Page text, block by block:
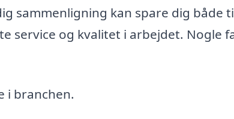
sammenligning kan spare dig både
service og kvalitet i arbejdet. Nogle
i branchen.